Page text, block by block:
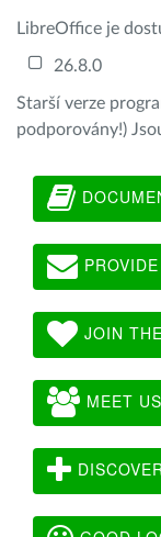
LibreOffice je
26.8.0
Starší verze
podporovány!)
JOIN
MEET